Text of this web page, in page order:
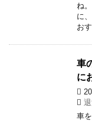
ね
に
お
車
に
車